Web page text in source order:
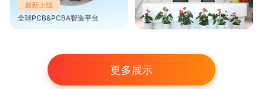
最新上线
全球PCB&PCBA智造平台
更多展示